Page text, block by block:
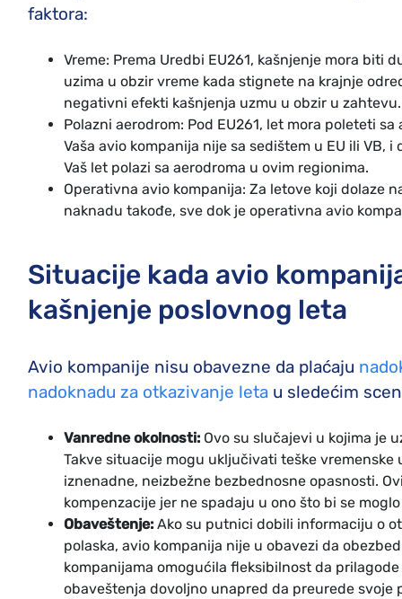
faktora:
Vreme: Prema Uredbi EU261, kašnjenje mora biti
uzima u obzir vreme kada stignete na krajnje
negativni efekti kašnjenja uzmu u obzir u zahtevu.
Polazni aerodrom: Pod EU261, let mora poleteti
Vaša avio kompanija nije sa sedištem u EU ili VB,
Vaš let polazi sa aerodroma u ovim regionima.
Operativna avio kompanija: Za letove koji dolaze
naknadu takođe, sve dok je operativna avio
Situacije kada avio
kašnjenje poslovnog leta
Avio kompanije nisu obavezne da plaćaju
nadoknadu za otkazivanje leta u sledećim
Vanredne okolnosti: Ovo su slučajevi u kojima je
Takve situacije mogu uključivati teške
iznenadne, neizbežne bezbednosne opasnosti.
kompenzacije jer ne spadaju u ono što bi se
Obaveštenje: Ako su putnici dobili informaciju o
polaska, avio kompanija nije u obavezi da
kompanijama omogućila fleksibilnost da
obaveštenja dovoljno unapred da preurede svoje